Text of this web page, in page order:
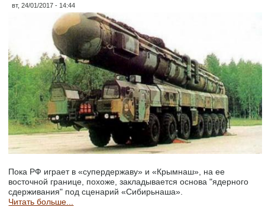
вт, 24/01/2017 - 14:44
Пока РФ играет в «супердержаву» и «Крымнаш», на ее
восточной границе, похоже, закладывается основа "ядерного
сдерживания" под сценарий «Сибирьнаша».
Читать больше...